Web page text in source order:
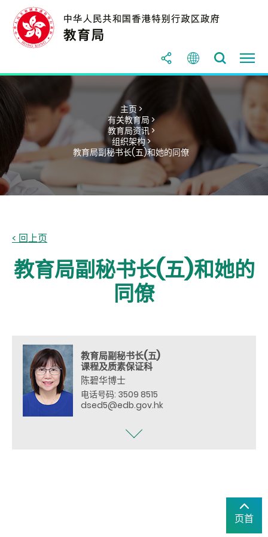
主页 >
有关教育局 >
教育局资讯 >
组织架构 >
教育局副秘书长(五)和她的同僚
< 回上页
教育局副秘书长(五)和她的
同僚
教育局副秘书长(五)
课程及质素保证科
陈碧华博士
电话号码: 3509 8515
dsed5@edb.gov.hk
页首